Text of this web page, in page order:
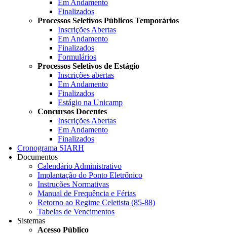
Em Andamento
Finalizados
Processos Seletivos Públicos Temporários
Inscrições Abertas
Em Andamento
Finalizados
Formulários
Processos Seletivos de Estágio
Inscrições abertas
Em Andamento
Finalizados
Estágio na Unicamp
Concursos Docentes
Inscrições Abertas
Em Andamento
Finalizados
Cronograma SIARH
Documentos
Calendário Administrativo
Implantação do Ponto Eletrônico
Instruções Normativas
Manual de Frequência e Férias
Retorno ao Regime Celetista (85-88)
Tabelas de Vencimentos
Sistemas
Acesso Público